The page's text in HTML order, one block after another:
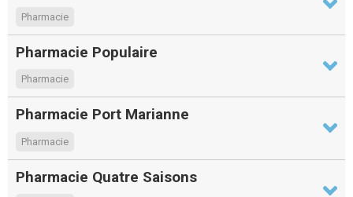
Pharmacie
Pharmacie Populaire
Pharmacie
Pharmacie Port Marianne
Pharmacie
Pharmacie Quatre Saisons